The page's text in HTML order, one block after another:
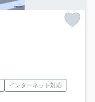
インターネット対応